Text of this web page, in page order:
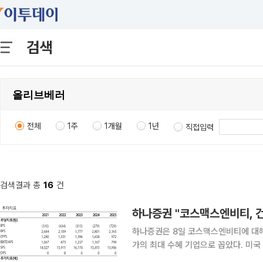
검색
전체 1주 1개월 1년 직접입력
검색결과 총 16 건
하나증권 "코스맥스엔비티,
하나증권은 8일 코스맥스엔비티에
가의 최대 수혜 기업으로 꼽았다. 미